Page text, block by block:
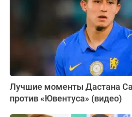
Лучшие моменты Дастана
против «Ювентуса» (видео)